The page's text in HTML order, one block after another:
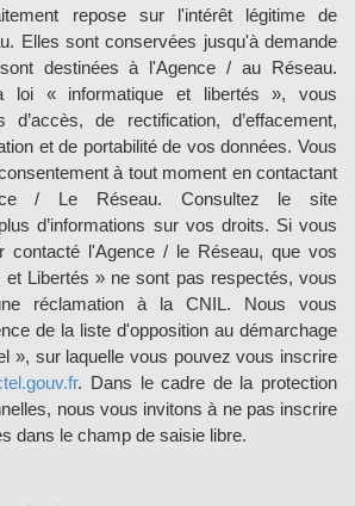
repose sur l'intérêt légitime de
Elles sont conservées jusqu'à demande
destinées à l'Agence / au Réseau.
loi « informatique et libertés », vous
de rectification, d’effacement,
et de portabilité de vos données. Vous
à tout moment en contactant
/ Le Réseau. Consultez le site
d’informations sur vos droits. Si vous
contacté l'Agence / le Réseau, que vos
et Libertés » ne sont pas respectés, vous
réclamation à la CNIL. Nous vous
de la liste d'opposition au démarchage
», sur laquelle vous pouvez vous inscrire
. Dans le cadre de la protection
nous vous invitons à ne pas inscrire
dans le champ de saisie libre.